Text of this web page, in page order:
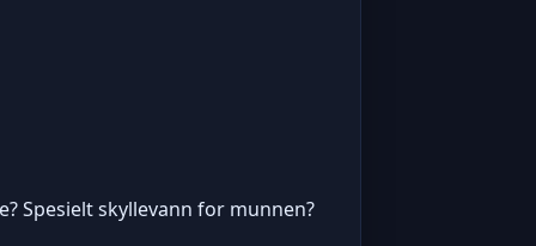
Spesielt skyllevann for munnen?